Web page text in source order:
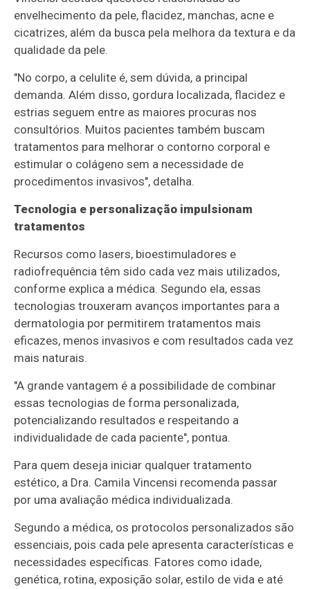
envelhecimento da pele, flacidez, manchas, acne e
cicatrizes, além da busca pela melhora da textura e da
qualidade da pele.
"No corpo, a celulite é, sem dúvida, a principal
demanda. Além disso, gordura localizada, flacidez e
estrias seguem entre as maiores procuras nos
consultórios. Muitos pacientes também buscam
tratamentos para melhorar o contorno corporal e
estimular o colágeno sem a necessidade de
procedimentos invasivos", detalha.
Tecnologia e personalização impulsionam
tratamentos
Recursos como lasers, bioestimuladores e
radiofrequência têm sido cada vez mais utilizados,
conforme explica a médica. Segundo ela, essas
tecnologias trouxeram avanços importantes para a
dermatologia por permitirem tratamentos mais
eficazes, menos invasivos e com resultados cada vez
mais naturais.
"A grande vantagem é a possibilidade de combinar
essas tecnologias de forma personalizada,
potencializando resultados e respeitando a
individualidade de cada paciente", pontua.
Para quem deseja iniciar qualquer tratamento
estético, a Dra. Camila Vincensi recomenda passar
por uma avaliação médica individualizada.
Segundo a médica, os protocolos personalizados são
essenciais, pois cada pele apresenta características e
necessidades específicas. Fatores como idade,
genética, rotina, exposição solar, estilo de vida e até